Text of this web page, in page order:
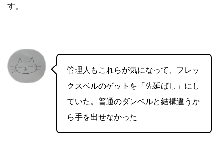
す。
管理人もこれらが気になって、フレッ
クスベルのゲットを「先延ばし」にし
ていた。普通のダンベルと結構違うか
ら手を出せなかった